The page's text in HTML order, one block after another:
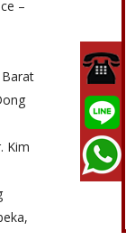
–
Barat
Kim